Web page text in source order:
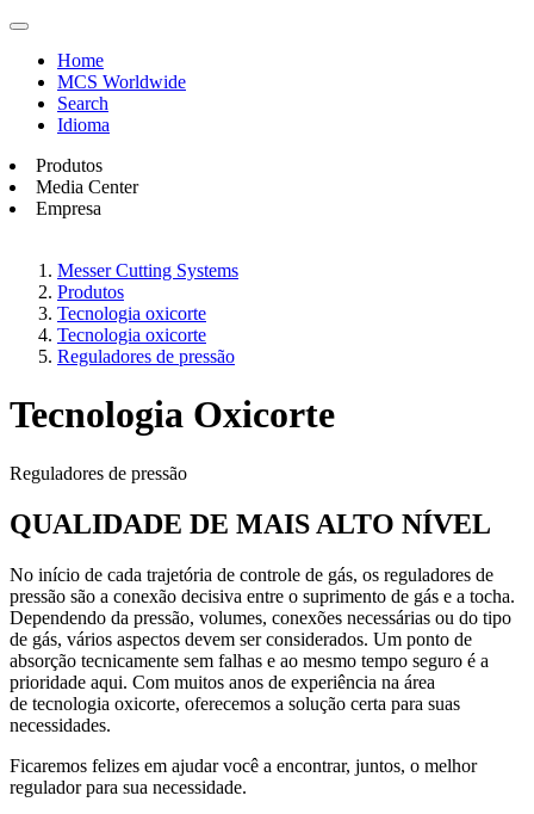
Home
MCS Worldwide
Search
Idioma
Produtos
Media Center
Empresa
Messer Cutting Systems
Produtos
Tecnologia oxicorte
Tecnologia oxicorte
Reguladores de pressão
Tecnologia Oxicorte
Reguladores de pressão
QUALIDADE DE MAIS ALTO NÍVEL
No início de cada trajetória de controle de gás, os reguladores de
pressão são a conexão decisiva entre o suprimento de gás e a tocha.
Dependendo da pressão, volumes, conexões necessárias ou do tipo
de gás, vários aspectos devem ser considerados. Um ponto de
absorção tecnicamente sem falhas e ao mesmo tempo seguro é a
prioridade aqui. Com muitos anos de experiência na área
de tecnologia oxicorte, oferecemos a solução certa para suas
necessidades.
Ficaremos felizes em ajudar você a encontrar, juntos, o melhor
regulador para sua necessidade.